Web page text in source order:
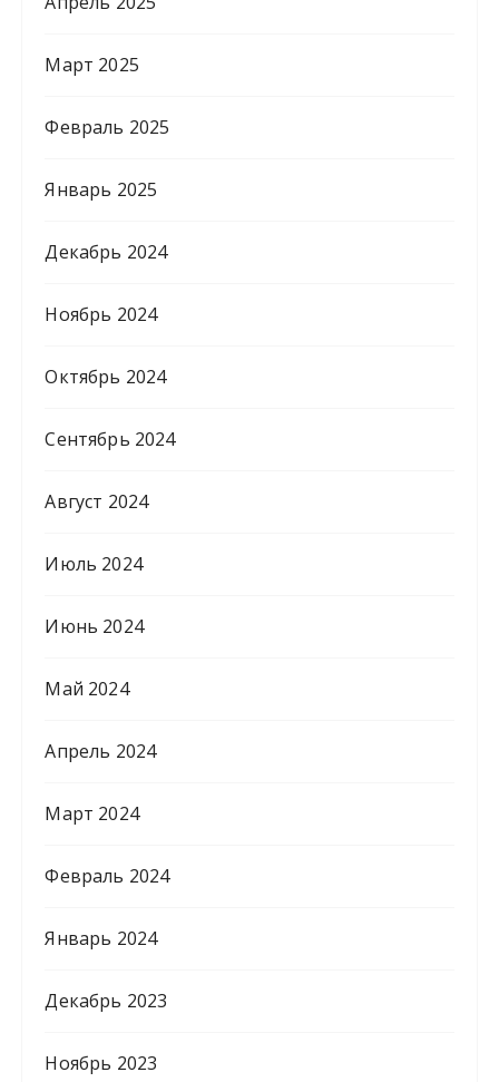
Март 2025
Февраль 2025
Январь 2025
Декабрь 2024
Ноябрь 2024
Октябрь 2024
Сентябрь 2024
Август 2024
Июль 2024
Июнь 2024
Май 2024
Апрель 2024
Март 2024
Февраль 2024
Январь 2024
Декабрь 2023
Ноябрь 2023